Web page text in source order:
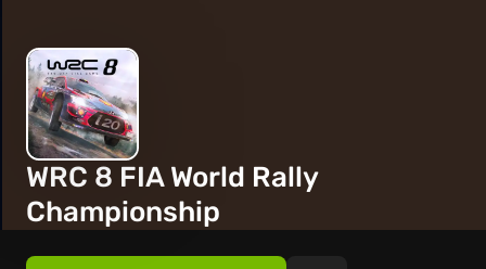
WRC 8 FIA World Rally
Championship